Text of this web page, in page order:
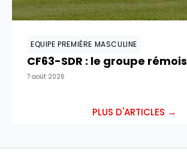
EQUIPE PREMIÈRE MASCULINE
CF63-SDR : le groupe rémois
7 août 2026
PLUS D'ARTICLES →